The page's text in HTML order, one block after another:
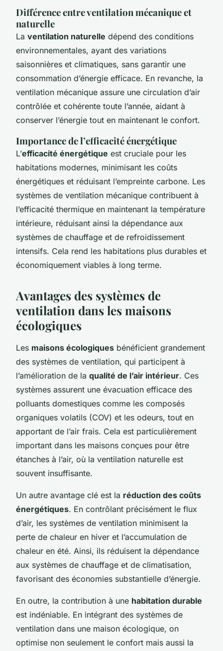
Différence entre ventilation mécanique et
naturelle
La ventilation naturelle dépend des conditions
environnementales, ayant des variations
saisonnières et climatiques, sans garantir une
consommation d’énergie efficace. En revanche, la
ventilation mécanique assure une circulation d’air
contrôlée et cohérente toute l’année, aidant à
conserver l’énergie tout en maintenant le confort.
Importance de l’efficacité énergétique
L’efficacité énergétique est cruciale pour les
habitations modernes, minimisant les coûts
énergétiques et réduisant l’empreinte carbone. Les
systèmes de ventilation mécanique contribuent à
l’efficacité thermique en maintenant la température
intérieure, réduisant ainsi la dépendance aux
systèmes de chauffage et de refroidissement
intensifs. Cela rend les habitations plus durables et
économiquement viables à long terme.
Avantages des systèmes de
ventilation dans les maisons
écologiques
Les maisons écologiques bénéficient grandement
des systèmes de ventilation, qui participent à
l’amélioration de la qualité de l’air intérieur. Ces
systèmes assurent une évacuation efficace des
polluants domestiques comme les composés
organiques volatils (COV) et les odeurs, tout en
apportant de l’air frais. Cela est particulièrement
important dans les maisons conçues pour être
étanches à l’air, où la ventilation naturelle est
souvent insuffisante.
Un autre avantage clé est la réduction des coûts
énergétiques. En contrôlant précisément le flux
d’air, les systèmes de ventilation minimisent la
perte de chaleur en hiver et l’accumulation de
chaleur en été. Ainsi, ils réduisent la dépendance
aux systèmes de chauffage et de climatisation,
favorisant des économies substantielle d’énergie.
En outre, la contribution à une habitation durable
est indéniable. En intégrant des systèmes de
ventilation dans une maison écologique, on
optimise non seulement le confort mais aussi la